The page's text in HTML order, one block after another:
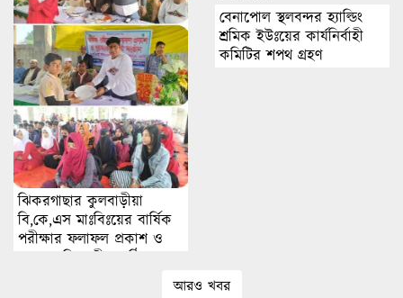
ঝিকরগাছার কুলবাড়ীয়া
বি,কে,এস মাঃবিঃয়ের বার্ষিক
পরীক্ষার ফলাফল প্রকাশ ও
পুরস্কার বিতরণী অনুষ্ঠিত।
বেনাপোল স্থলবন্দর হ্যাল্ডিং
শ্রমিক ইউঃয়ের কার্যনির্বাহী
কমিটির শপথ গ্রহণ
আরও খবর